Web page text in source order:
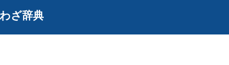
ざ辞典